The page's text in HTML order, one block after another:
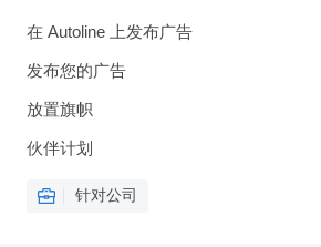
在 Autoline 上发布广告
发布您的广告
放置旗帜
伙伴计划
针对公司